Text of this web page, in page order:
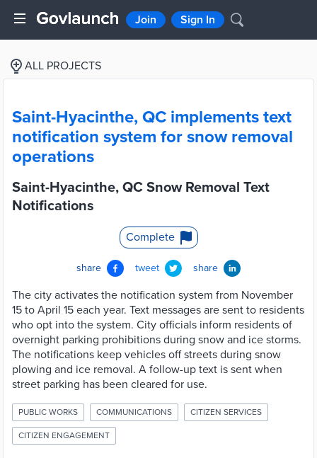
Join Sign In
ALL PROJECTS
Saint-Hyacinthe, QC implements text
notification system for snow removal
operations
Saint-Hyacinthe, QC Snow Removal Text
Notifications
Complete
share tweet share
The city activates the notification system from November
15 to April 15 each year. Text messages are sent to residents
who opt into the system. City officials inform residents of
overnight parking prohibitions during snow and ice storms.
The notifications keep vehicles off streets during snow
plowing and ice removal. A follow-up text is sent when
street parking has been cleared for use.
PUBLIC WORKS COMMUNICATIONS CITIZEN SERVICES
CITIZEN ENGAGEMENT